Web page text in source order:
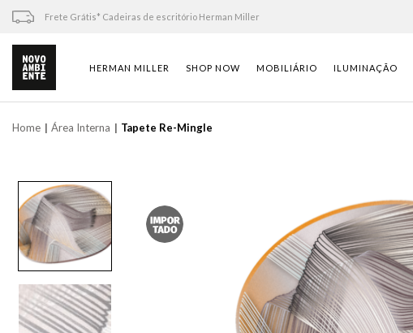
Skip
content
Frete Grátis* Cadeiras de escritório Herman Miller
HERMAN MILLER SHOP NOW MOBILIÁRIO ILUMINAÇÃO
Home Área Interna Tapete Re-Mingle